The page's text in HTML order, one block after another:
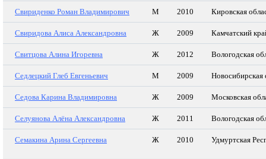
Свириденко Роман Владимирович М 2010 Кировская
Свиридова Алиса Александровна Ж 2009 Камчатский
Свитцова Алина Игоревна Ж 2012 Вологодская
Седлецкий Глеб Евгеньевич М 2009 Новосибирская
Седова Карина Владимировна Ж 2009 Московская
Селуянова Алёна Александровна Ж 2011 Вологодская
Семакина Арина Сергеевна Ж 2010 Удмуртская